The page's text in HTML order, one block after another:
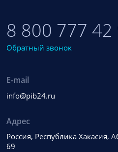
8 800 777 42
Обратный звонок
E-mail
info@pib24.ru
Адрес
Россия, Республика Хакасия,
69